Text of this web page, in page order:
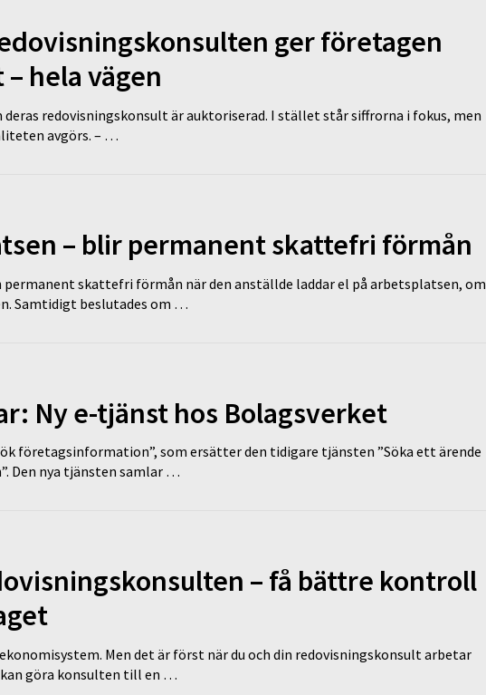
ger företagen
hela vägen
redovisningskonsult är auktoriserad. I stället står siffrorna i fokus, men
avgörs. – …
– blir permanent skattefri förmån
skattefri förmån när den anställde laddar el på arbetsplatsen, om
Samtidigt beslutades om …
Ny e-tjänst hos Bolagsverket
företagsinformation”, som ersätter den tidigare tjänsten ”Söka ett ärende
Den nya tjänsten samlar …
– få bättre kontroll
Men det är först när du och din redovisningskonsult arbetar
göra konsulten till en …